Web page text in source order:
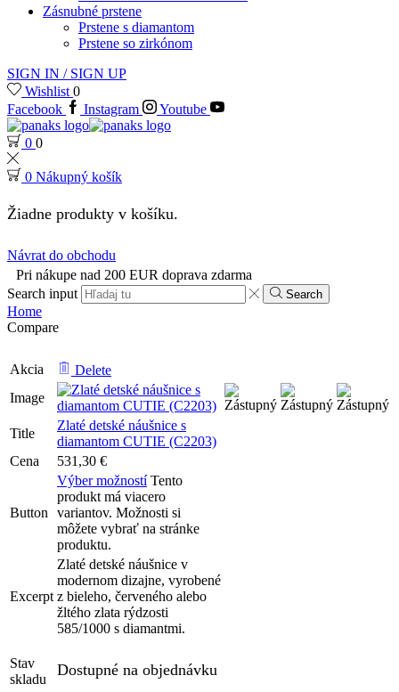
Zásnubné prstene
Prstene s diamantom
Prstene so zirkónom
SIGN IN / SIGN UP
Wishlist 0
Facebook
Instagram Youtube
0 0
0 Nákupný košík
Žiadne produkty v košíku.
Návrat do obchodu
Pri nákupe nad 200 EUR doprava zdarma
Search input
Search
Home
Compare
Akcia
Delete
Image
Title
Zlaté detské náušnice s
diamantom CUTIE (C2203)
Cena
531,30 €
Button
Výber možností Tento
produkt má viacero
variantov. Možnosti si
môžete vybrať na stránke
produktu.
Excerpt
Zlaté detské náušnice v
modernom dizajne, vyrobené
z bieleho, červeného alebo
žltého zlata rýdzosti
585/1000 s diamantmi.
Stav
skladu
Dostupné na objednávku